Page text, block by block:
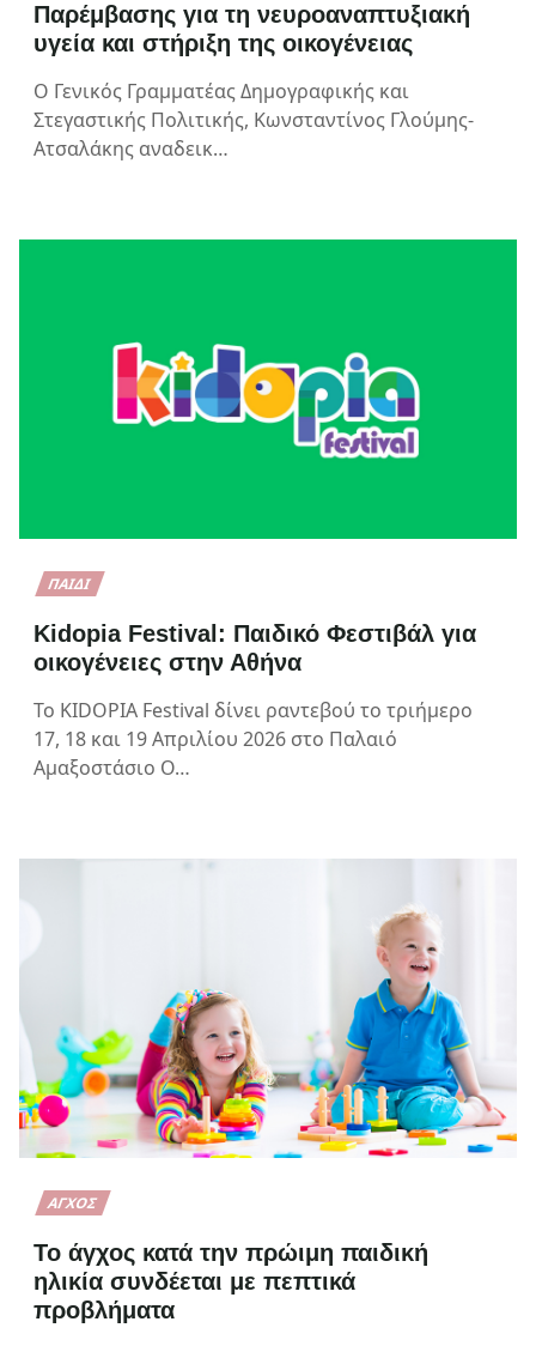
Παρέμβασης για τη νευροαναπτυξιακή
υγεία και στήριξη της οικογένειας
Ο Γενικός Γραμματέας Δημογραφικής και
Στεγαστικής Πολιτικής, Κωνσταντίνος Γλούμης-
Ατσαλάκης αναδεικ…
ΠΑΙΔΊ
Kidopia Festival: Παιδικό Φεστιβάλ για
οικογένειες στην Αθήνα
Το KIDOPIA Festival δίνει ραντεβού το τριήμερο
17, 18 και 19 Απριλίου 2026 στο Παλαιό
Αμαξοστάσιο Ο…
ΆΓΧΟΣ
Το άγχος κατά την πρώιμη παιδική
ηλικία συνδέεται με πεπτικά
προβλήματα